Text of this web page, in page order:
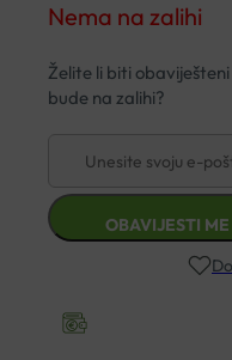
Nema na zalihi